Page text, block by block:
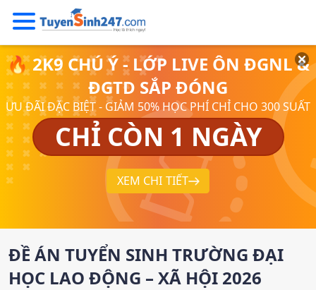
🔥 2K9 CHÚ Ý - LỚP LIVE ÔN ĐGNL &
ĐGTD SẮP ĐÓNG
ƯU ĐÃI ĐẶC BIỆT - GIẢM 50% HỌC PHÍ CHỈ CHO 300 SUẤT
CHỈ CÒN 1 NGÀY
XEM CHI TIẾT
ĐỀ ÁN TUYỂN SINH TRƯỜNG ĐẠI
HỌC LAO ĐỘNG – XÃ HỘI 2026